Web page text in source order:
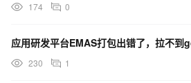
174 0
230 1